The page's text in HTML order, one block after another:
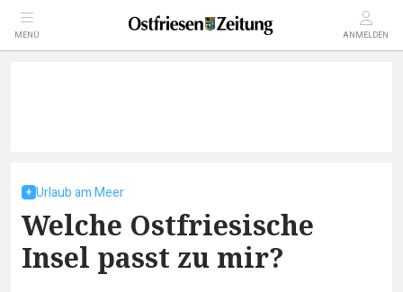
MENÜ ANMELDEN
Urlaub am Meer
Welche Ostfriesische
Insel passt zu mir?